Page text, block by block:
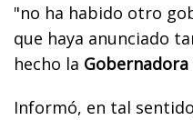
"no ha habido otro
que haya anunciado
hecho la Gobernadora
Informó, en tal